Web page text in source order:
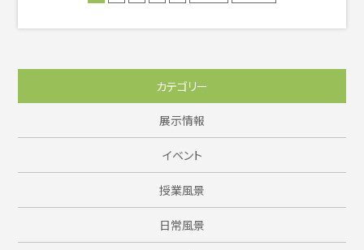
カテゴリー
展示情報
イベント
授業風景
日常風景